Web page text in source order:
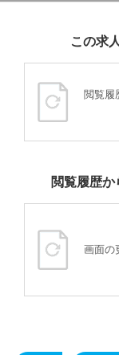
この求
閲覧履
閲覧履歴
画面の